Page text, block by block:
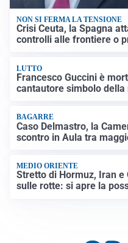
NON SI FERMA LA TENSIONE
Crisi Ceuta, la Spagna
controlli alle frontiere o
LUTTO
Francesco Guccini è
cantautore simbolo della
BAGARRE
Caso Delmastro, la
scontro in Aula tra
MEDIO ORIENTE
Stretto di Hormuz, Iran
sulle rotte: si apre la